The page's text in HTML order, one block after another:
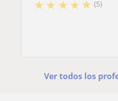
★★ ★★★ (5)
Ver todos los